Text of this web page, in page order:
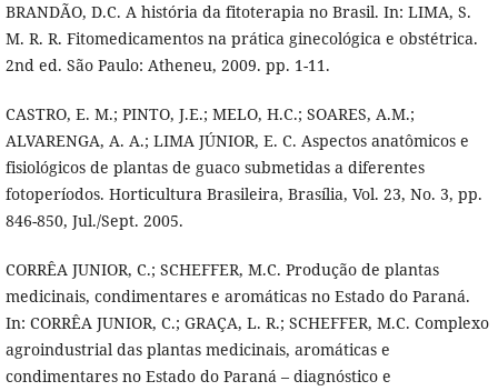
BRANDÃO, D.C. A história da fitoterapia no Brasil. In: LIMA, S.
M. R. R. Fitomedicamentos na prática ginecológica e obstétrica.
2nd ed. São Paulo: Atheneu, 2009. pp. 1-11.
CASTRO, E. M.; PINTO, J.E.; MELO, H.C.; SOARES, A.M.;
ALVARENGA, A. A.; LIMA JÚNIOR, E. C. Aspectos anatômicos e
fisiológicos de plantas de guaco submetidas a diferentes
fotoperíodos. Horticultura Brasileira, Brasília, Vol. 23, No. 3, pp.
846-850, Jul./Sept. 2005.
CORRÊA JUNIOR, C.; SCHEFFER, M.C. Produção de plantas
medicinais, condimentares e aromáticas no Estado do Paraná.
In: CORRÊA JUNIOR, C.; GRAÇA, L. R.; SCHEFFER, M.C. Complexo
agroindustrial das plantas medicinais, aromáticas e
condimentares no Estado do Paraná – diagnóstico e